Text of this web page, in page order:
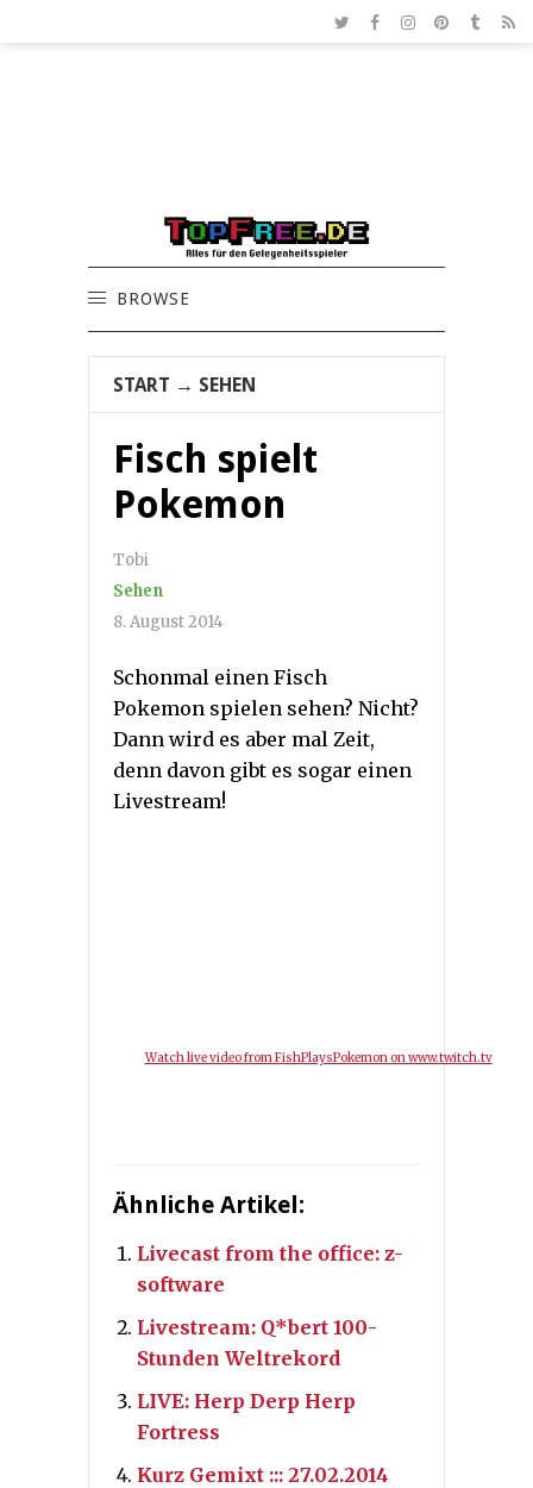
BROWSE
START → SEHEN
Fisch spielt
Pokemon
Tobi
Sehen
8. August 2014
Schonmal einen Fisch
Pokemon spielen sehen? Nicht?
Dann wird es aber mal Zeit,
denn davon gibt es sogar einen
Livestream!
Watch live video from FishPlaysPokemon on www.twitch.tv
Ähnliche Artikel:
Livecast from the office: z-
software
Livestream: Q*bert 100-
Stunden Weltrekord
LIVE: Herp Derp Herp
Fortress
Kurz Gemixt ::: 27.02.2014